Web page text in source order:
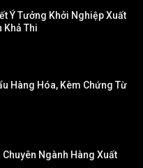
Ý Tưởng Khởi Nghiệp Xuất
Khả Thi
Hàng Hóa, Kèm Chứng Từ
Ngành Hàng Xuất